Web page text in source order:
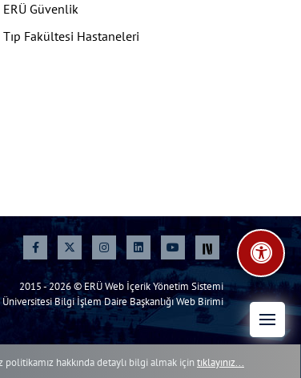
ERÜ Güvenlik
Tıp Fakültesi Hastaneleri
2015 - 2026 © ERÜ Web İçerik Yönetim Sistemi
Üniversitesi Bilgi İşlem Daire Başkanlığı Web Birimi
hakkında detaylı bilgi almak için tıklayınız...